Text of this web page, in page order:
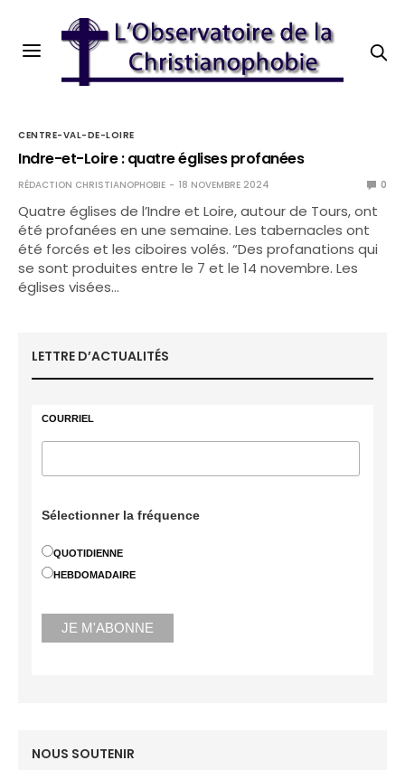
CENTRE-VAL-DE-LOIRE
Indre-et-Loire : quatre églises profanées
RÉDACTION CHRISTIANOPHOBIE 18 NOVEMBRE 2024 0
Quatre églises de l’Indre et Loire, autour de Tours, ont
été profanées en une semaine. Les tabernacles ont
été forcés et les ciboires volés. “Des profanations qui
se sont produites entre le 7 et le 14 novembre. Les
églises visées…
LETTRE D’ACTUALITÉS
COURRIEL
Sélectionner la fréquence
QUOTIDIENNE
HEBDOMADAIRE
NOUS SOUTENIR